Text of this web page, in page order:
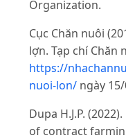
Organization.
Cục Chăn nuôi
lợn. Tạp chí Chăn
https://
nuoi-lon/ ngày
Dupa H.J.P.
of contract